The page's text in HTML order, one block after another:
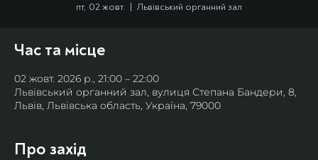
пт, 02 жовт.
  |
Львівський органний зал
Час та місце
02 жовт. 2026 р., 21:00 – 22:00
Львівський органний зал, вулиця Степана Бандери, 8,
Львів, Львівська область, Україна, 79000
Про захід